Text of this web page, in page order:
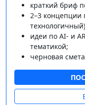
краткий бриф
2–3 концепции
идеи по AI‑ и
тематикой;
черновая